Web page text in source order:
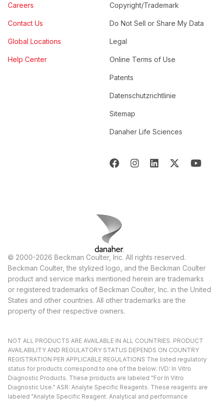
Careers
Contact Us
Global Locations
Help Center
Copyright/Trademark
Do Not Sell or Share My Data
Legal
Online Terms of Use
Patents
Datenschutzrichtlinie
Sitemap
Danaher Life Sciences
© 2000-2026 Beckman Coulter, Inc. All rights reserved.
Beckman Coulter, the stylized logo, and the Beckman Coulter
product and service marks mentioned herein are trademarks
or registered trademarks of Beckman Coulter, Inc. in the United
States and other countries. All other trademarks are the
property of their respective owners.
NOT ALL PRODUCTS ARE AVAILABLE IN ALL COUNTRIES. PRODUCT
AVAILABILITY AND REGULATORY STATUS DEPENDS ON COUNTRY
REGISTRATION PER APPLICABLE REGULATIONS The listed regulatory
status for products correspond to one of the below: IVD: In Vitro
Diagnostic Products. These products are labeled "For In Vitro
Diagnostic Use." ASR: Analyte Specific Reagents. These reagents are
labeled "Analyte Specific Reagent. Analytical and performance